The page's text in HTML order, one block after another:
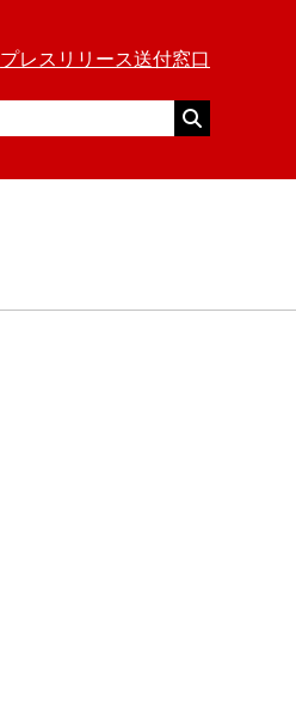
プレスリリース送付窓口